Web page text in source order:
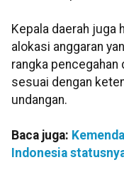
Kepala daerah juga
alokasi anggaran
rangka pencegahan
sesuai dengan
undangan.
Baca juga:
Indonesia